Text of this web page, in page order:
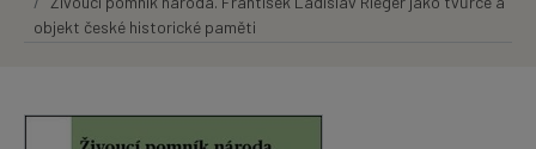
objekt české historické paměti